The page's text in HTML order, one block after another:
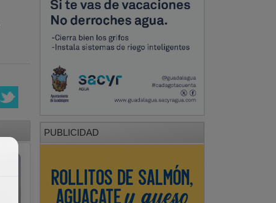
PUBLICIDAD